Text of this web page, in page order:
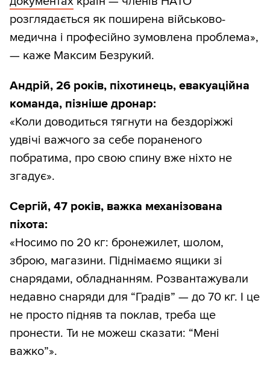
розглядається як поширена військово-
медична і професійно зумовлена проблема»,
— каже Максим Безрукий.
Андрій, 26 років, піхотинець, евакуаційна
команда, пізніше дронар:
«Коли доводиться тягнути на бездоріжжі
удвічі важчого за себе пораненого
побратима, про свою спину вже ніхто не
згадує».
Сергій, 47 років, важка механізована
піхота:
«Носимо по 20 кг: бронежилет, шолом,
зброю, магазини. Піднімаємо ящики зі
снарядами, обладнанням. Розвантажували
недавно снаряди для “Градів” — до 70 кг. І це
не просто підняв та поклав, треба ще
пронести. Ти не можеш сказати: “Мені
важко”».